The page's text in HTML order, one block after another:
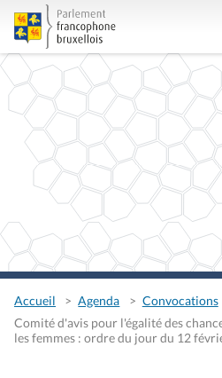
Accueil Agenda
Convocations
Comité d'avis pour l'égalité des
les femmes : ordre du jour du 12